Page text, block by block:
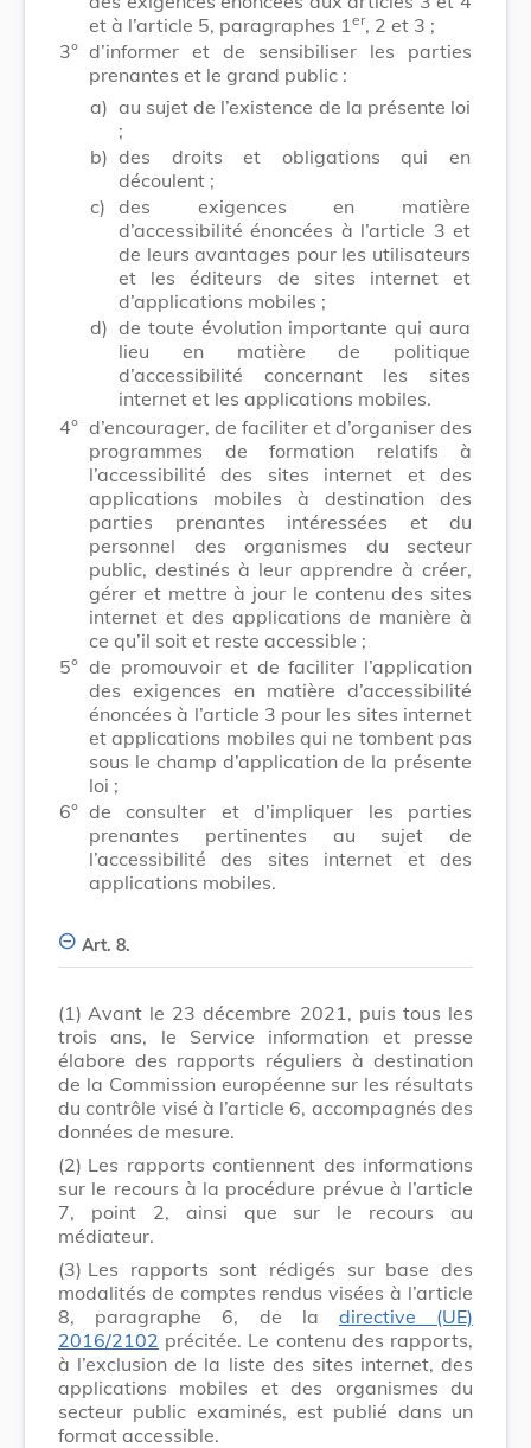
et à l’article 5, paragraphes 1 er, 2 et 3 ;
3° d’informer et de sensibiliser les parties
prenantes et le grand public :
a) au sujet de l’existence de la présente loi
;
b) des droits et obligations qui en
découlent ;
c) des exigences en matière
d’accessibilité énoncées à l’article 3 et
de leurs avantages pour les utilisateurs
et les éditeurs de sites internet et
d’applications mobiles ;
d) de toute évolution importante qui aura
lieu en matière de politique
d’accessibilité concernant les sites
internet et les applications mobiles.
4° d’encourager, de faciliter et d’organiser des
programmes de formation relatifs à
l’accessibilité des sites internet et des
applications mobiles à destination des
parties prenantes intéressées et du
personnel des organismes du secteur
public, destinés à leur apprendre à créer,
gérer et mettre à jour le contenu des sites
internet et des applications de manière à
ce qu’il soit et reste accessible ;
5° de promouvoir et de faciliter l’application
des exigences en matière d’accessibilité
énoncées à l’article 3 pour les sites internet
et applications mobiles qui ne tombent pas
sous le champ d’application de la présente
loi ;
6° de consulter et d’impliquer les parties
prenantes pertinentes au sujet de
l’accessibilité des sites internet et des
applications mobiles.
Art. 8.
(1) Avant le 23 décembre 2021, puis tous les
trois ans, le Service information et presse
élabore des rapports réguliers à destination
de la Commission européenne sur les résultats
du contrôle visé à l’article 6, accompagnés des
données de mesure.
(2) Les rapports contiennent des informations
sur le recours à la procédure prévue à l’article
7, point 2, ainsi que sur le recours au
médiateur.
(3) Les rapports sont rédigés sur base des
modalités de comptes rendus visées à l’article
8, paragraphe 6, de la directive (UE)
2016/2102 précitée. Le contenu des rapports,
à l’exclusion de la liste des sites internet, des
applications mobiles et des organismes du
secteur public examinés, est publié dans un
format accessible.